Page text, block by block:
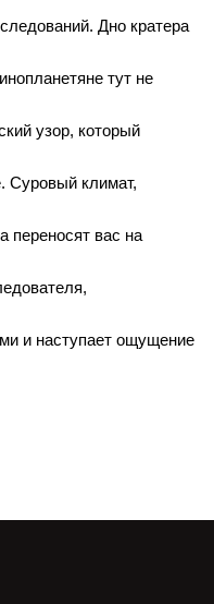
Дно кратера
тут не
узор, который
Суровый климат,
переносят вас на
и наступает ощущение